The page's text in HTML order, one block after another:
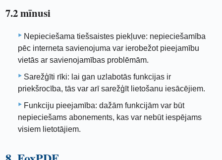
7.2 mīnusi
Nepieciešama tiešsaistes piekļuve: nepieciešamība
pēc interneta savienojuma var ierobežot pieejamību
vietās ar savienojamības problēmām.
Sarežģīti rīki: lai gan uzlabotās funkcijas ir
priekšrocība, tās var arī sarežģīt lietošanu iesācējiem.
Funkciju pieejamība: dažām funkcijām var būt
nepieciešams abonements, kas var nebūt iespējams
visiem lietotājiem.